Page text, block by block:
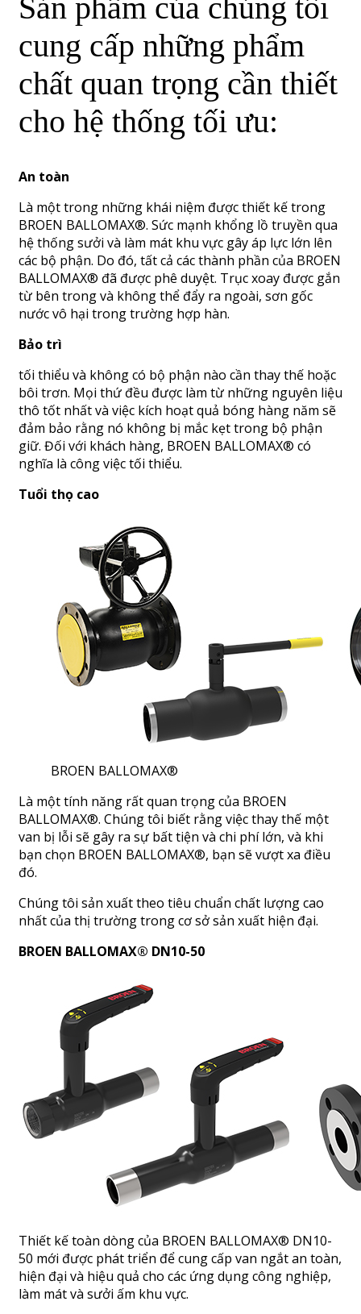
Sản phẩm của chúng tôi
cung cấp những phẩm
chất quan trọng cần thiết
cho hệ thống tối ưu:
An toàn
Là một trong những khái niệm được thiết kế trong
BROEN BALLOMAX®. Sức mạnh khổng lồ truyền qua
hệ thống sưởi và làm mát khu vực gây áp lực lớn lên
các bộ phận. Do đó, tất cả các thành phần của BROEN
BALLOMAX® đã được phê duyệt. Trục xoay được gắn
từ bên trong và không thể đẩy ra ngoài, sơn gốc
nước vô hại trong trường hợp hàn.
Bảo trì
tối thiểu và không có bộ phận nào cần thay thế hoặc
bôi trơn. Mọi thứ đều được làm từ những nguyên liệu
thô tốt nhất và việc kích hoạt quả bóng hàng năm sẽ
đảm bảo rằng nó không bị mắc kẹt trong bộ phận
giữ. Đối với khách hàng, BROEN BALLOMAX® có
nghĩa là công việc tối thiểu.
Tuổi thọ cao
BROEN BALLOMAX®
Là một tính năng rất quan trọng của BROEN
BALLOMAX®. Chúng tôi biết rằng việc thay thế một
van bị lỗi sẽ gây ra sự bất tiện và chi phí lớn, và khi
bạn chọn BROEN BALLOMAX®, bạn sẽ vượt xa điều
đó.
Chúng tôi sản xuất theo tiêu chuẩn chất lượng cao
nhất của thị trường trong cơ sở sản xuất hiện đại.
BROEN BALLOMAX® DN10-50
Thiết kế toàn dòng của BROEN BALLOMAX® DN10-
50 mới được phát triển để cung cấp van ngắt an toàn,
hiện đại và hiệu quả cho các ứng dụng công nghiệp,
làm mát và sưởi ấm khu vực.